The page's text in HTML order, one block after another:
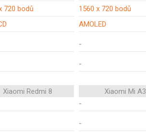
720 bodů 1560 x 720 bodů
AMOLED
-
-
Xiaomi Redmi 8 Xiaomi Mi A3
-
-